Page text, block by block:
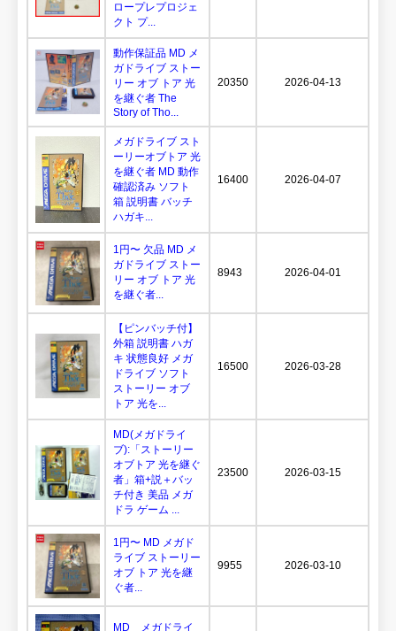
ロープレプロジェ
クト プ...
動作保証品 MD メ
ガドライブ ストー
リー オブ トア 光
を継ぐ者 The
Story of Tho...
20350 2026-04-13
メガドライブ スト
ーリーオブトア 光
を継ぐ者 MD 動作
確認済み ソフト
箱 説明書 バッチ
ハガキ...
16400 2026-04-07
1円〜 欠品 MD メ
ガドライブ ストー
リー オブ トア 光
を継ぐ者...
8943 2026-04-01
【ピンバッチ付】
外箱 説明書 ハガ
キ 状態良好 メガ
ドライブ ソフト
ストーリー オブ
トア 光を...
16500 2026-03-28
MD(メガドライ
ブ):「ストーリー
オブトア 光を継ぐ
者」箱+説＋バッ
チ付き 美品 メガ
ドラ ゲーム ...
23500 2026-03-15
1円〜 MD メガド
ライブ ストーリー
オブ トア 光を継
ぐ者...
9955 2026-03-10
MD メガドライ